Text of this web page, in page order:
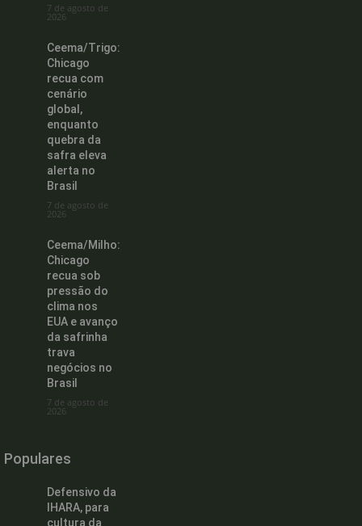
7 de agosto de
2026
Ceema/Trigo:
Chicago
recua com
cenário
global,
enquanto
quebra da
safra eleva
alerta no
Brasil
7 de agosto de
2026
Ceema/Milho:
Chicago
recua sob
pressão do
clima nos
EUA e avanço
da safrinha
trava
negócios no
Brasil
7 de agosto de
2026
Populares
Defensivo da
IHARA, para
cultura da